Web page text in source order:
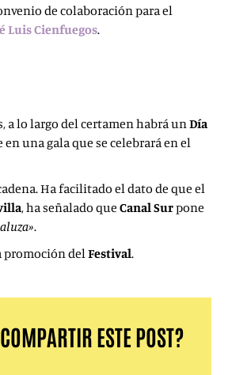
de colaboración para el
LuisCienfuegos.
a lo largo del certamen habrá unDía
una gala que se celebrará en el
Ha facilitado el dato de que el
, ha señalado que Canal Surpone
.
promoción delFestival.
ESTE POST?